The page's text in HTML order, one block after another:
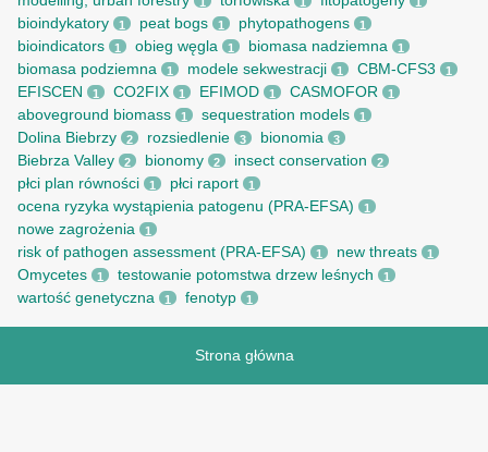
bioindykatory 1 peat bogs 1 phytopathogens 1
bioindicators 1 obieg węgla 1 biomasa nadziemna 1
biomasa podziemna 1 modele sekwestracji 1 CBM-CFS3 1
EFISCEN 1 CO2FIX 1 EFIMOD 1 CASMOFOR 1
aboveground biomass 1 sequestration models 1
Dolina Biebrzy 2 rozsiedlenie 3 bionomia 3
Biebrza Valley 2 bionomy 2 insect conservation 2
płci plan równości 1 płci raport 1
ocena ryzyka wystąpienia patogenu (PRA-EFSA) 1
nowe zagrożenia 1
risk of pathogen assessment (PRA-EFSA) 1 new threats 1
Omycetes 1 testowanie potomstwa drzew leśnych 1
wartość genetyczna 1 fenotyp 1
Strona główna